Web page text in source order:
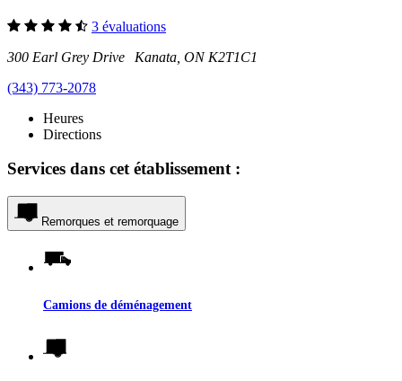
3 évaluations
300 Earl Grey Drive Kanata, ON K2T1C1
(343) 773-2078
Heures
Directions
Services dans cet établissement :
Remorques et remorquage
Camions de déménagement